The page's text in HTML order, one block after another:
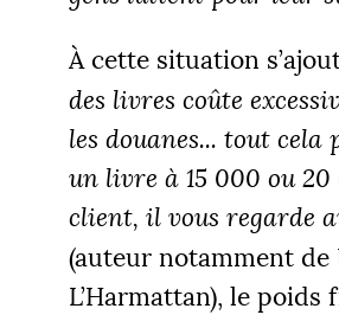
À cette situation
des livres coûte
les douanes... tout
un livre à 15 000 ou 20
client, il vous regarde
(auteur notamment de
L’Harmattan), le